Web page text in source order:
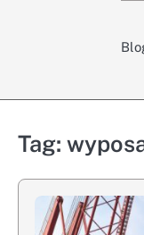
Tag: